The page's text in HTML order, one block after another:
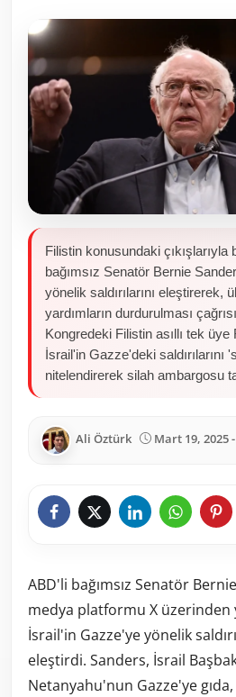
Toplum ve Yaşam
Sivil Toplum Kuruluşları
Kamu Kurumları ve Üst Kurullar
Resmi Reklamlar
Filistin konusundaki çıkışlarıyla
bağımsız Senatör Bernie
yönelik saldırılarını eleştirerek,
yardımların durdurulması
Kongredeki Filistin asıllı tek
İsrail'in Gazze'deki saldırılarını
nitelendirerek silah ambargosu
Ali Öztürk Mart 19, 2025
ABD'li bağımsız Senatör
medya platformu X üzerinden
İsrail'in Gazze'ye yönelik
eleştirdi. Sanders, İsrail
Netanyahu'nun Gazze'ye